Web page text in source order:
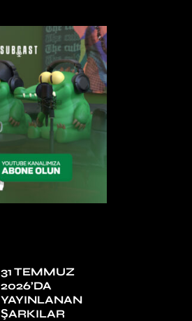
31 TEMMUZ
2026’DA
YAYINLANAN
ŞARKILAR